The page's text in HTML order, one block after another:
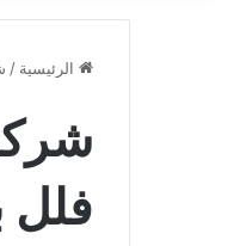
الرئيسية /
فلل